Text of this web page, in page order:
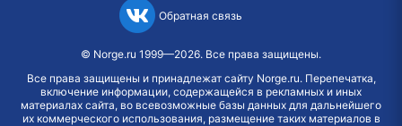
Обратная связь
© Norge.ru 1999—2026. Все права защищены.
Все права защищены и принадлежат сайту Norge.ru. Перепечатка,
включение информации, содержащейся в рекламных и иных
материалах сайта, во всевозможные базы данных для дальнейшего
их коммерческого использования, размещение таких материалов в